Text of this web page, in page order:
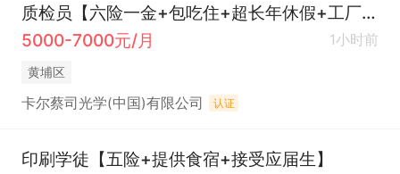
质检员【六险一金+包吃住+超长年休假+工厂直招】
5000-7000元/月
1小时前
黄埔区
卡尔蔡司光学(中国)有限公司 认证
印刷学徒【五险+提供食宿+接受应届生】